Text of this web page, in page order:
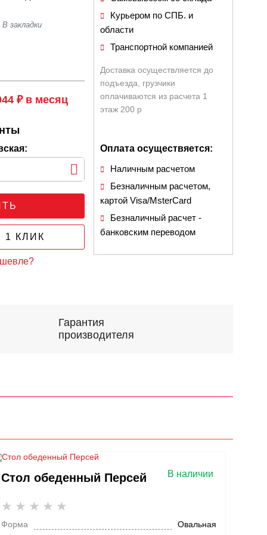
₽ в месяц
1 КЛИК
Курьером по СПБ. и
области
Транспортной компанией
Доставка осуществляется до
подъезда, грузчики
оплачиваются из расчета 1
этаж 200 р
Оплата осуществяется:
Наличным расчетом
Безналичным расчетом,
картой Visa/MsterCard
Безналичный расчет -
банковским переводом
Гарантия
производителя
В наличии
Стол обеденный Персей
Форма Овальная